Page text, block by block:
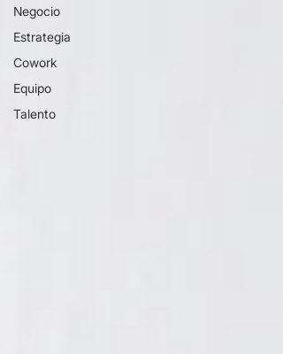
Negocio
Estrategia
Cowork
Equipo
Talento